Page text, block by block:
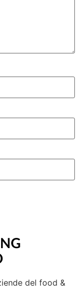
del food &